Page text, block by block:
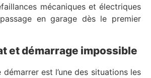
mécaniques et électriques
en garage dès le premier
et démarrage impossible
démarrer est l’une des situations les